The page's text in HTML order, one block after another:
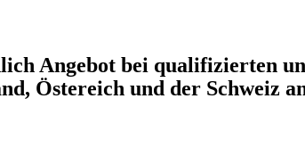
Angebot bei qualifizierten
Östereich und der Schweiz